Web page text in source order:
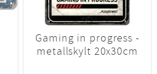
Gaming in progress -
metallskylt 20x30cm